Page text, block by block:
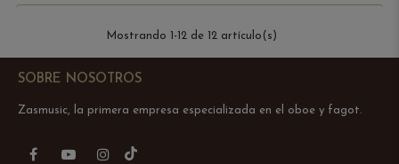
Mostrando 1-12 de 12 artículo(s)
SOBRE NOSOTROS
Zasmusic, la primera empresa especializada en el oboe y fagot.
FacebookYouTubeInstagram